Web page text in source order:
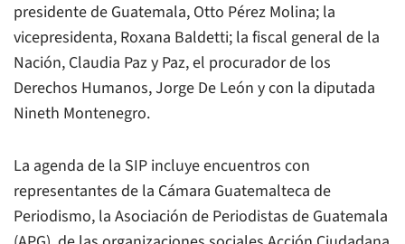
presidente de Guatemala, Otto Pérez Molina; la
vicepresidenta, Roxana Baldetti; la fiscal general de la
Nación, Claudia Paz y Paz, el procurador de los
Derechos Humanos, Jorge De León y con la diputada
Nineth Montenegro.
La agenda de la SIP incluye encuentros con
representantes de la Cámara Guatemalteca de
Periodismo, la Asociación de Periodistas de Guatemala